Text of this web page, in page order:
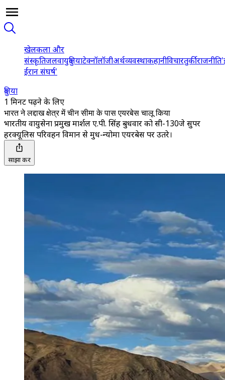
खेलकला और
संस्कृतिजलवायुदुनियाटेक्नॉलॉजीअर्थव्यवस्थाकहानीविचारतुर्कीराजनीति
ईरान संघर्ष'
दुनिया
1 मिनट पढ़ने के लिए
भारत ने लद्दाख क्षेत्र में चीन सीमा के पास एयरबेस चालू किया
भारतीय वायुसेना प्रमुख मार्शल ए.पी. सिंह बुधवार को सी-130जे सुपर
हरक्यूलिस परिवहन विमान से मुध-न्योमा एयरबेस पर उतरे।
साझा करें